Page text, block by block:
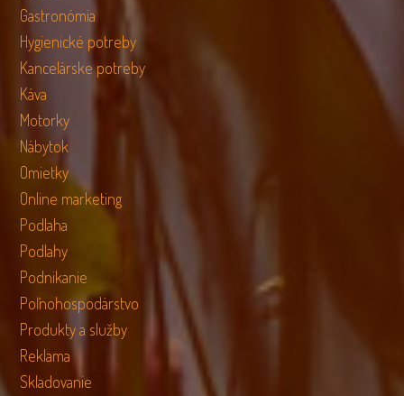
Gastronómia
Hygienické potreby
Kancelárske potreby
Káva
Motorky
Nábytok
Omietky
Online marketing
Podlaha
Podlahy
Podnikanie
Poľnohospodárstvo
Produkty a služby
Reklama
Skladovanie